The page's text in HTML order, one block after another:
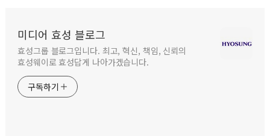
미디어 효성 블로그
효성그룹 블로그입니다. 최고, 혁신, 책임, 신뢰의
효성웨이로 효성답게 나아가겠습니다.
구독하기